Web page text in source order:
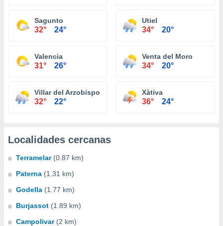
Sagunto
32° 24°
Utiel
34° 20°
Valencia
31° 26°
Venta del Moro
34° 20°
Villar del Arzobispo
32° 22°
Xàtiva
36° 24°
Localidades cercanas
Terramelar (0.87 km)
Paterna (1.31 km)
Godella (1.77 km)
Burjassot (1.89 km)
Campolivar (2 km)